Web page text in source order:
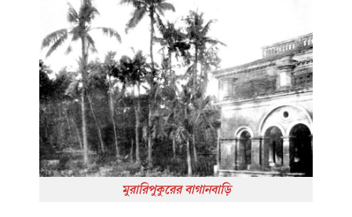
মুরারিপুকুরের বাগানবাড়ি